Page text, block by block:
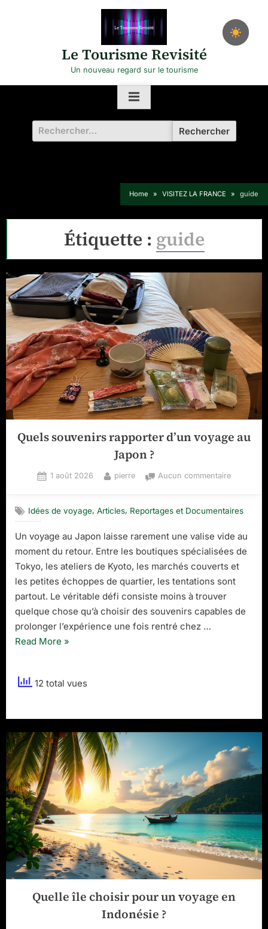
Le Tourisme Revisité
Un nouveau regard sur le tourisme
Rechercher :
Home VISITEZ LA FRANCE guide
Étiquette : guide
Quels souvenirs rapporter d’un voyage au
Japon ?
Posted
1 août 2026 By
pierre Aucun commentairesur
rapporter
voyage
au
Japon
Idées de voyage, Articles, Reportages et Documentaires
Un voyage au Japon laisse rarement une valise vide au
moment du retour. Entre les boutiques spécialisées de
Tokyo, les ateliers de Kyoto, les marchés couverts et
les petites échoppes de quartier, les tentations sont
partout. Le véritable défi consiste moins à trouver
quelque chose qu’à choisir des souvenirs capables de
prolonger l’expérience une fois rentré chez …
Read More “Quels
d’un
Japon
?”
»
12 total vues
Quelle île choisir pour un voyage en
Indonésie ?